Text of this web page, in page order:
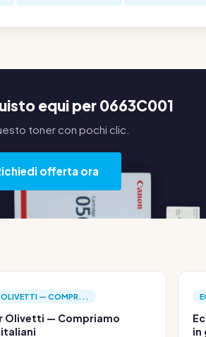
equi per 0663C001
toner con pochi clic.
offerta ora
OLIVETTI — COMPR...
Olivetti — Compriamo
in